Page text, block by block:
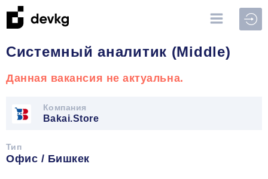
Системный аналитик (Middle)
Данная вакансия не актуальна.
Компания
Bakai.Store
Тип
Офис / Бишкек